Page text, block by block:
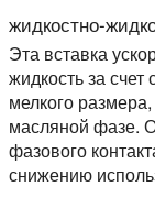
жидкостно-
Эта вставка
жидкость за
мелкого
масляной фазе.
фазового
снижению